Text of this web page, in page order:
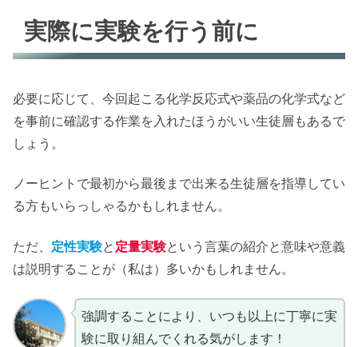
実際に実験を行う前に
必要に応じて、今回起こる化学反応式や薬品の化学式など
を事前に確認する作業を入れたほうがいい生徒層もあるで
しょう。
ノーヒントで最初から最後まで出来る生徒層を指導してい
る方もいらっしゃるかもしれません。
ただ、 定性実験と 定量実験という言葉の紹介と意味や意義
は説明することが（私は）多いかもしれません。
強調することにより、いつも以上に丁寧に実
験に取り組んでくれる気がします！